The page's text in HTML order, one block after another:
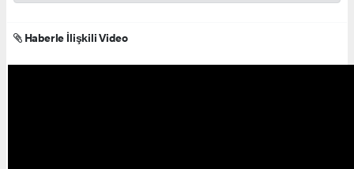
Haberle İlişkili Video